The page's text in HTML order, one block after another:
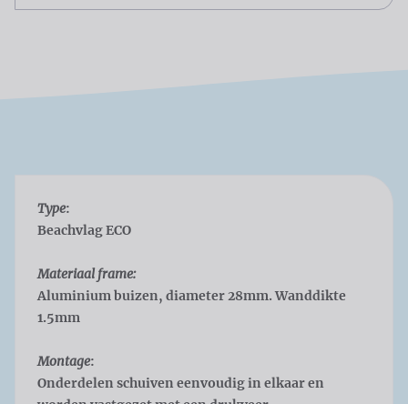
Type:
Beachvlag ECO
Materiaal frame:
Aluminium buizen, diameter 28mm. Wanddikte
1.5mm
Montage:
Onderdelen schuiven eenvoudig in elkaar en